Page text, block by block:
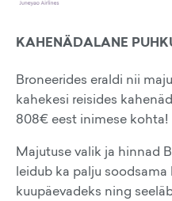
KAHENÄDALANE
Broneerides eraldi nii
kahekesi reisides
808€ eest inimese kohta!
Majutuse valik ja hinnad
leidub ka palju
kuupäevadeks ning